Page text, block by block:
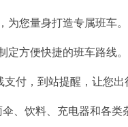
为您量身打造专属班车
定方便快捷的班车路线。
付，到站提醒，让您出
、饮料、充电器和各类